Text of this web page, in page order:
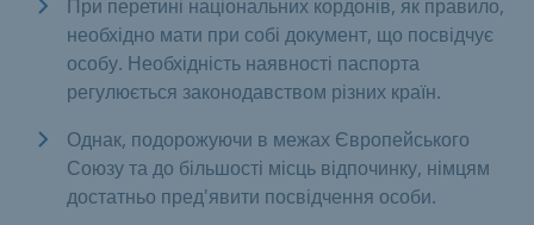
При перетині національних кордонів, як правило,
необхідно мати при собі документ, що посвідчує
особу. Необхідність наявності паспорта
регулюється законодавством різних країн.
Однак, подорожуючи в межах Європейського
Союзу та до більшості місць відпочинку, німцям
достатньо пред'явити посвідчення особи.